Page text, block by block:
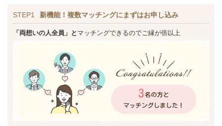
STEP1 新機能！複数マッチングにまずはお申し込み
「両想いの人全員」と マッチングできるのでご縁が倍以上